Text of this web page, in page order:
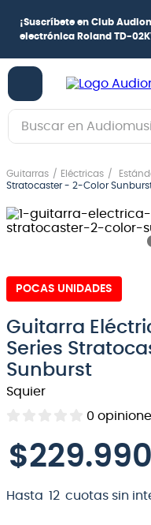
Audiomusicay participa por
02KVgratis!
Buscar en
Guitarras Eléctricas
Stratocaster - 2-Color
POCAS UNIDADES
Guitarra
Series
Sunburst
Squier
0
$229.990
Hasta 12 cuotas sin
1.
guitarra electrica
2.
bajo
guitarra
5.
amplificador
6 .
guitarra
7
teclado
8.
micrófono